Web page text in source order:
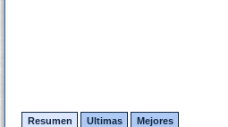
Resumen Ultimas Mejores